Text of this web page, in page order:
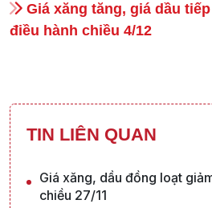
Giá xăng tăng, giá dầu
điều hành chiều 4/12
TIN LIÊN QUAN
Giá xăng, dầu đồng loạt
chiều 27/11